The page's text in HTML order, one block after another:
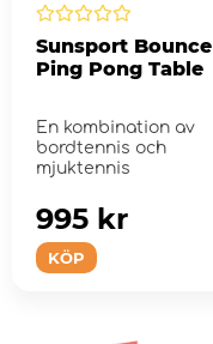
Sunsport Bounce
Ping Pong Table
En kombination av
bordtennis och
mjuktennis
KÖP
995 kr